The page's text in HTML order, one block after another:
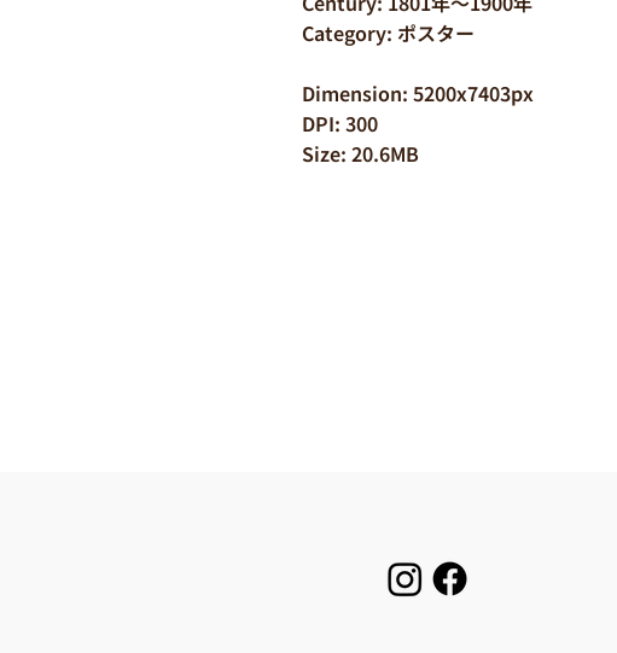
Category: ポスター
Dimension: 5200x7403px
DPI: 300
Size: 20.6MB